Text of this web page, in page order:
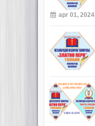
apr 01, 2024